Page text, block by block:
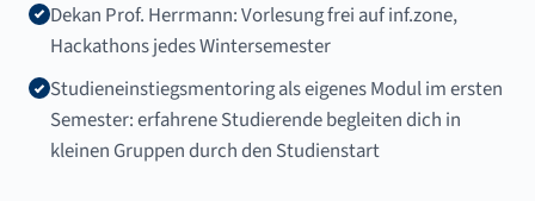
Dekan Prof. Herrmann: Vorlesung frei auf inf.zone,
Hackathons jedes Wintersemester
Studieneinstiegsmentoring als eigenes Modul im ersten
Semester: erfahrene Studierende begleiten dich in
kleinen Gruppen durch den Studienstart